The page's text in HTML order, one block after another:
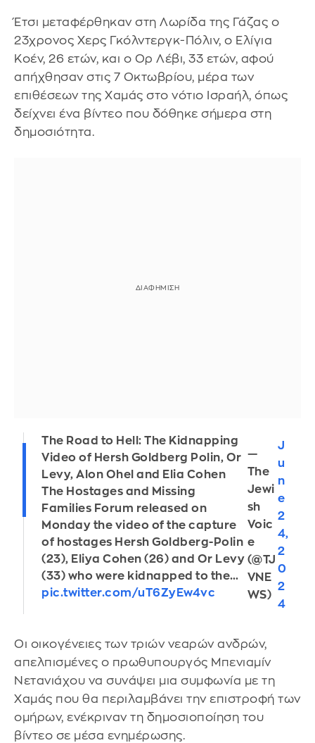
Έτσι μεταφέρθηκαν στη Λωρίδα της Γάζας ο
23χρονος Χερς Γκόλντεργκ-Πόλιν, ο Ελίγια
Κοέν, 26 ετών, και ο Ορ Λέβι, 33 ετών, αφού
απήχθησαν στις 7 Οκτωβρίου, μέρα των
επιθέσεων της Χαμάς στο νότιο Ισραήλ, όπως
δείχνει ένα βίντεο που δόθηκε σήμερα στη
δημοσιότητα.
The Road to Hell: The Kidnapping
Video of Hersh Goldberg Polin, Or
Levy, Alon Ohel and Elia Cohen
The Hostages and Missing
Families Forum released on
Monday the video of the capture
of hostages Hersh Goldberg-Polin
(23), Eliya Cohen (26) and Or Levy
(33) who were kidnapped to the…
pic.twitter.com/uT6ZyEw4vc
—
The
Jewi
sh
Voic
e
(@TJ
VNE
WS)
J
u
n
e
2
4,
2
0
2
4
Οι οικογένειες των τριών νεαρών ανδρών,
απελπισμένες ο πρωθυπουργός Μπενιαμίν
Νετανιάχου να συνάψει μια συμφωνία με τη
Χαμάς που θα περιλαμβάνει την επιστροφή των
ομήρων, ενέκριναν τη δημοσιοποίηση του
βίντεο σε μέσα ενημέρωσης.